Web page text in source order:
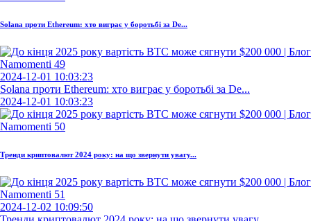
Solana проти Ethereum: хто виграє у боротьбі за De...
2024-12-01 10:03:23
Solana проти Ethereum: хто виграє у боротьбі за De...
2024-12-01 10:03:23
Тренди криптовалют 2024 року: на що звернути увагу...
2024-12-02 10:09:50